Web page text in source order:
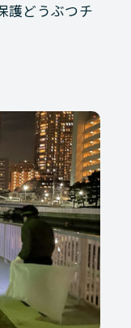
護どうぶつチ